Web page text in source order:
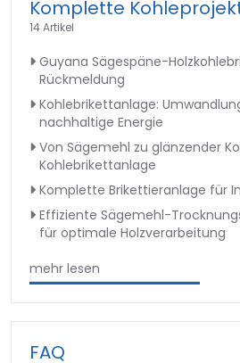
Komplette
14 Artikel
Guyana Sägespäne-
Rückmeldung
Kohlebrikettanlage:
nachhaltige Energie
Von Sägemehl zu glänzender
Kohlebrikettanlage
Komplette Brikettieranlage für
Effiziente Sägemehl-
für optimale Holzverarbeitung
mehr lesen
FAQ